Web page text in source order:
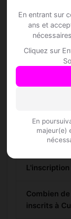
En entrant sur
ans et
Cliquez sur
En
majeur(e)
Comment
Combien
inscrits à